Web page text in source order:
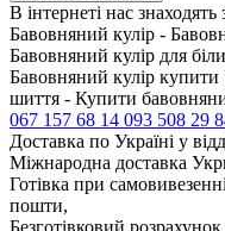
В інтернеті нас
Бавовняний кулір -
Бавовняний кулір для
Бавовняний кулір купити
шиття - Купити
067 157 68 14 093 508 29
Доставка по Україні у
Міжнародна доставка
Готівка при
пошти,
Безготівковий